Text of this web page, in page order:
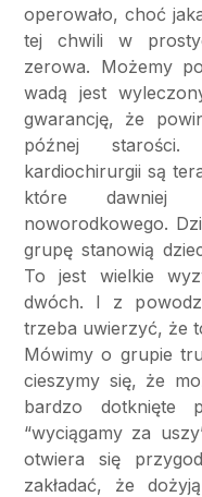
operowało, choć
tej chwili w
zerowa. Możemy
wadą jest
gwarancję, że
późnej starości.
kardiochirurgii są
które dawniej
noworodkowego.
grupę stanowią
To jest wielkie
dwóch. I z
trzeba uwierzyć, że
Mówimy o grupie
cieszymy się, że
bardzo
“wyciągamy za
otwiera się
zakładać, że